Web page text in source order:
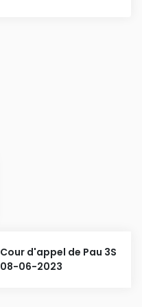
Cour d'appel de Pau 3S
08-06-2023